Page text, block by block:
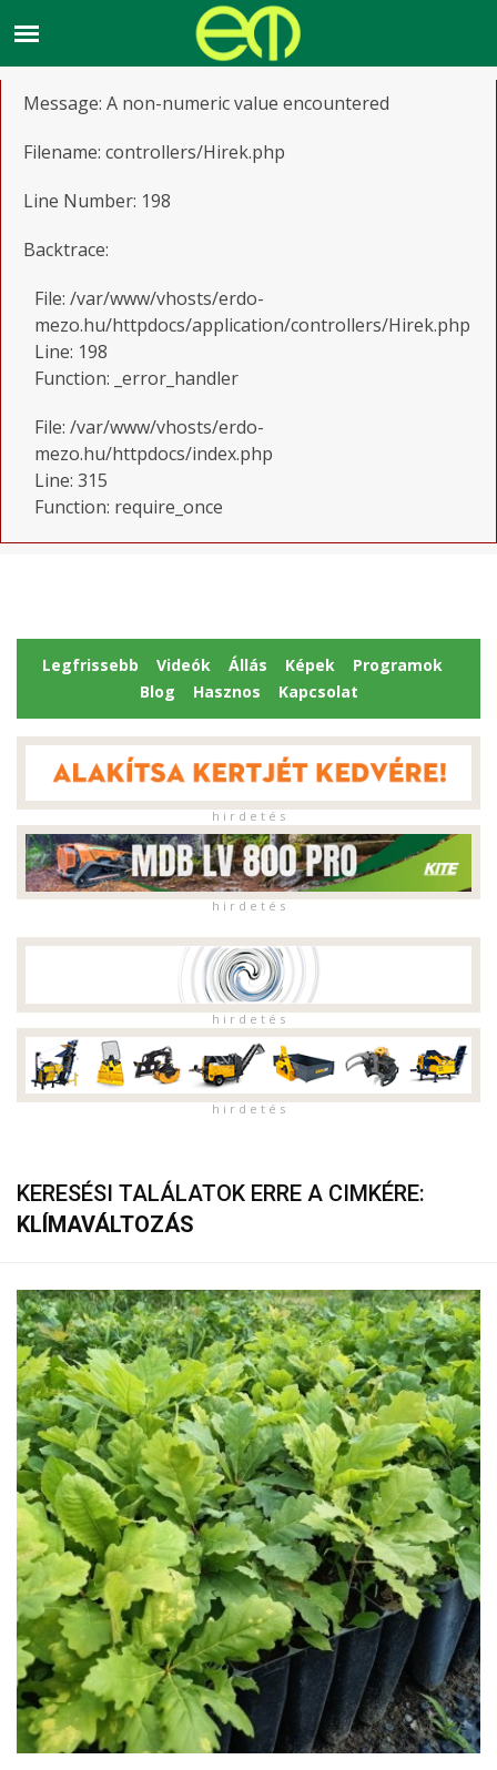
A PHP Error was encountered
Message: A non-numeric value encountered
Filename: controllers/Hirek.php
Line Number: 198
Backtrace:
File: /var/www/vhosts/erdo-
mezo.hu/httpdocs/application/controllers/Hirek.php
Line: 198
Function: _error_handler
File: /var/www/vhosts/erdo-
mezo.hu/httpdocs/index.php
Line: 315
Function: require_once
Legfrissebb Videók Állás Képek
Programok
Blog
Hasznos Kapcsolat
h i r d e t é s
h i r d e t é s
h i r d e t é s
h i r d e t é s
KERESÉSI TALÁLATOK ERRE A CIMKÉRE:
KLÍMAVÁLTOZÁS